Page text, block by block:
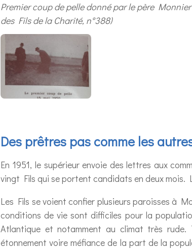
Premier coup de pelle donné par le père
des Fils de la Charité, n°388)
Des prêtres pas comme les
En 1951, le supérieur envoie des lettres aux
vingt Fils qui se portent candidats en deux mois.
Les Fils se voient confier plusieurs paroisses à
conditions de vie sont difficiles pour la
Atlantique et notamment au climat très rude.
étonnement voire méfiance de la part de la